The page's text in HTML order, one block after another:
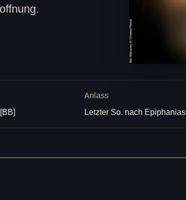
Anlass
Letzter So. nach Epiphanias